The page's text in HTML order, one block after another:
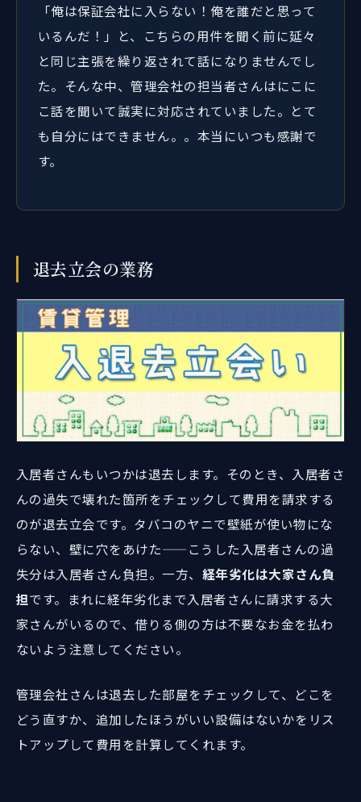
「俺は保証会社に入らない！俺を誰だと思って
いるんだ！」と、こちらの用件を聞く前に延々
と同じ主張を繰り返されて話になりませんでし
た。そんな中、管理会社の担当者さんはにこに
こ話を聞いて誠実に対応されていました。とて
も自分にはできません。。本当にいつも感謝で
す。
退去立会の業務
入居者さんもいつかは退去します。そのとき、入居者さ
んの過失で壊れた箇所をチェックして費用を請求する
のが退去立会です。タバコのヤニで壁紙が使い物にな
らない、壁に穴をあけた——こうした入居者さんの過
失分は入居者さん負担。一方、 経年劣化は大家さん負
担です。まれに経年劣化まで入居者さんに請求する大
家さんがいるので、借りる側の方は不要なお金を払わ
ないよう注意してください。
管理会社さんは退去した部屋をチェックして、どこを
どう直すか、追加したほうがいい設備はないかをリス
トアップして費用を計算してくれます。